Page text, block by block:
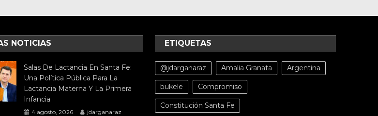
NOTICIAS
Salas De Lactancia En Santa Fe:
Una Política Pública Para La
Lactancia Materna Y La Primera
Infancia
4 agosto, 2026 jdarganaraz
ETIQUETAS
@jdarganaraz Amalia Granata Argentina
bukele Compromiso
Constitución Santa Fe